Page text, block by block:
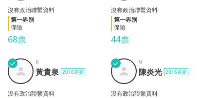
68票
沒有政治聯繫資料
第一界別
保險
44票
沒有政治聯繫資料
第一界別
保險
黃貴
泉
✓ 8
黃貴泉 2016選委
沒有政治聯繫資料
陳炎
光
✓ 9
陳炎光 2016選委
沒有政治聯繫資料